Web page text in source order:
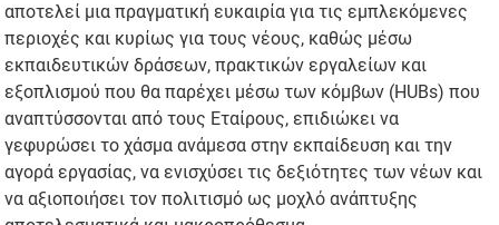
αποτελεί μια πραγματική ευκαιρία για τις εμπλεκόμενες
περιοχές και κυρίως για τους νέους, καθώς μέσω
εκπαιδευτικών δράσεων, πρακτικών εργαλείων και
εξοπλισμού που θα παρέχει μέσω των κόμβων (HUBs) που
αναπτύσσονται από τους Εταίρους, επιδιώκει να
γεφυρώσει το χάσμα ανάμεσα στην εκπαίδευση και την
αγορά εργασίας, να ενισχύσει τις δεξιότητες των νέων και
να αξιοποιήσει τον πολιτισμό ως μοχλό ανάπτυξης